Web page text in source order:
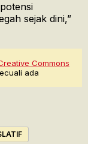
sejak dini,”
Commons
ada